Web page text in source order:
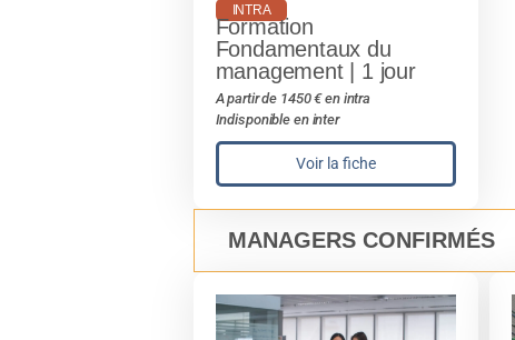
INTRA
Formation
Fondamentaux du
management | 1 jour
A partir de 1450 € en intra
Indisponible en inter
Voir la fiche
MANAGERS CONFIRMÉS